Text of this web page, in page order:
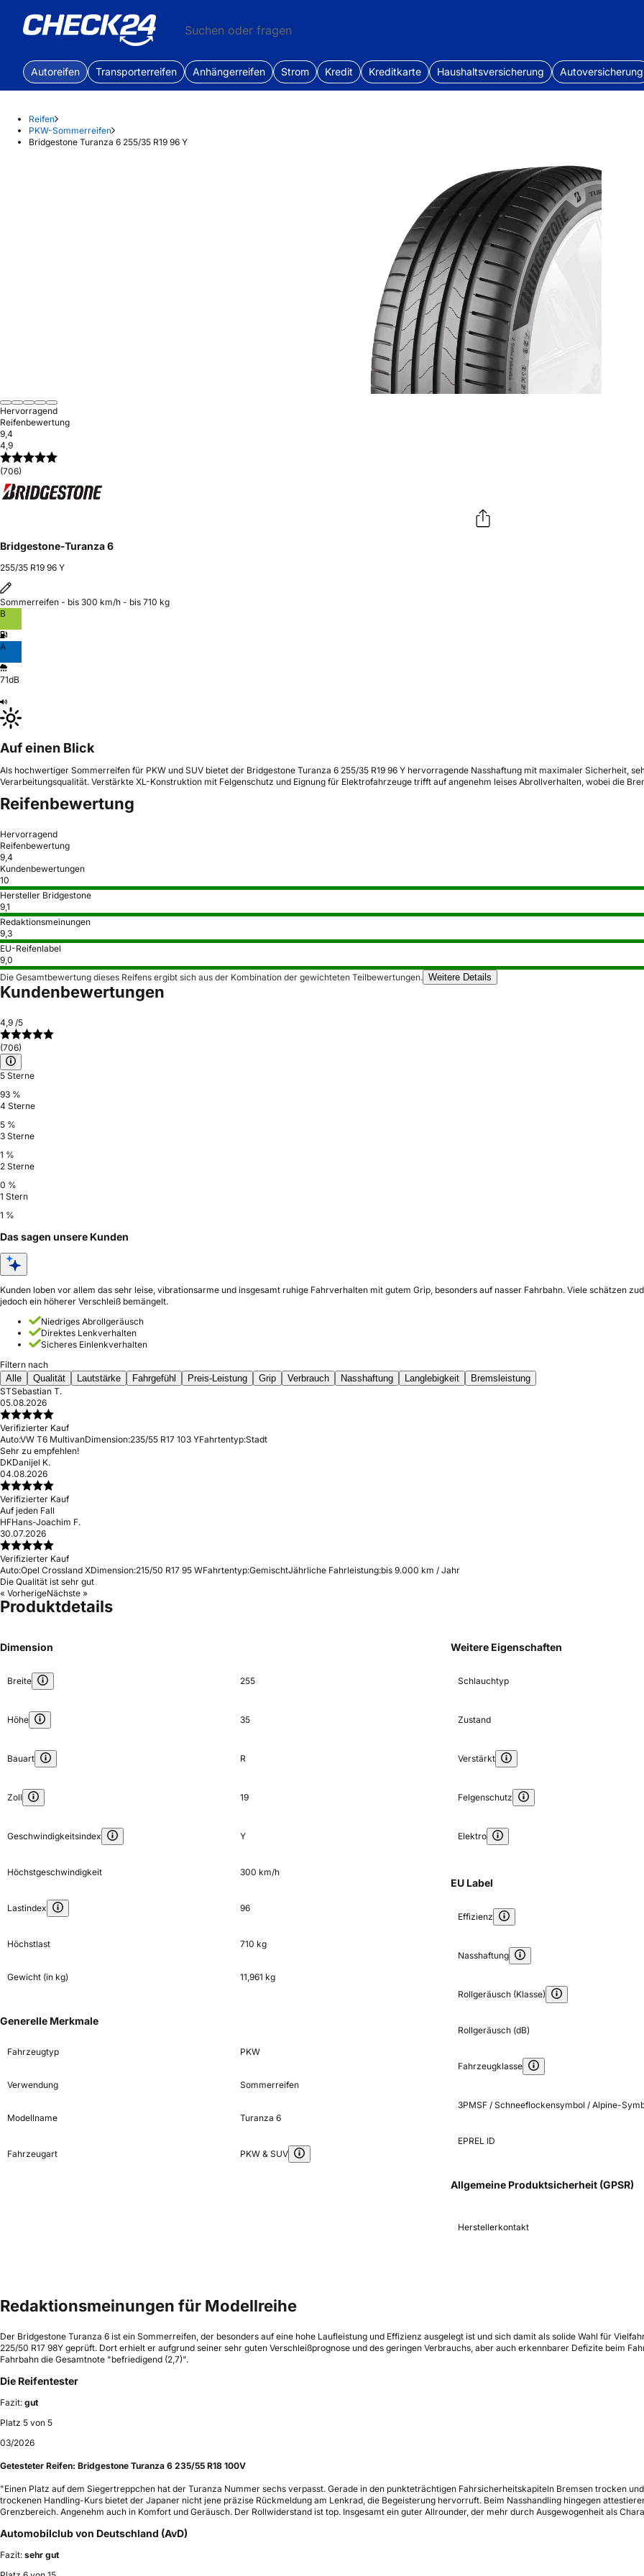
Suchen oder fragen
Autoreifen Transporterreifen Anhängerreifen Strom Kredit Kreditkarte Haushaltsversicherung Autoversicherung
Reifen
PKW-Sommerreifen
Bridgestone Turanza 6 255/35 R19 96 Y
Hervorragend
Reifenbewertung
9,4
4,9
(706)
Bridgestone-Turanza 6
255/35 R19 96 Y
Sommerreifen - bis 300 km/h - bis 710 kg
B
A
71dB
Auf einen Blick
Als hochwertiger Sommerreifen für PKW und SUV bietet der Bridgestone Turanza 6 255/35 R19 96 Y hervorragende Nasshaftung mit maximaler Sicherheit,
Verarbeitungsqualität. Verstärkte XL-Konstruktion mit Felgenschutz und Eignung für Elektrofahrzeuge trifft auf angenehm leises Abrollverhalten, wobei die
Reifenbewertung
Hervorragend
Reifenbewertung
9,4
Kundenbewertungen
10
Hersteller Bridgestone
9,1
Redaktionsmeinungen
9,3
EU-Reifenlabel
9,0
Die Gesamtbewertung dieses Reifens ergibt sich aus der Kombination der gewichteten Teilbewertungen. Weitere Details
Kundenbewertungen
4,9 /5
(706)
5 Sterne
93 %
4 Sterne
5 %
3 Sterne
1 %
2 Sterne
0 %
1 Stern
1 %
Das sagen unsere Kunden
Kunden loben vor allem das sehr leise, vibrationsarme und insgesamt ruhige Fahrverhalten mit gutem Grip, besonders auf nasser Fahrbahn. Viele schätzen
jedoch ein höherer Verschleiß bemängelt.
Niedriges Abrollgeräusch
Direktes Lenkverhalten
Sicheres Einlenkverhalten
Filtern nach
Alle
Qualität Lautstärke Fahrgefühl Preis-Leistung Grip Verbrauch Nasshaftung Langlebigkeit
Bremsleistung
STSebastian T.
05.08.2026
Verifizierter Kauf
Auto:VW T6 MultivanDimension:235/55 R17 103 YFahrtentyp:Stadt
Sehr zu empfehlen!
DKDanijel K.
04.08.2026
Verifizierter Kauf
Auf jeden Fall
HFHans-Joachim F.
30.07.2026
Verifizierter Kauf
Auto:Opel Crossland XDimension:215/50 R17 95 WFahrtentyp:GemischtJährliche Fahrleistung:bis 9.000 km / Jahr
Die Qualität ist sehr gut
« VorherigeNächste »
Produktdetails
Dimension
Breite 255
Höhe 35
Bauart R
Zoll 19
Geschwindigkeitsindex Y
Höchstgeschwindigkeit 300 km/h
Lastindex 96
Höchstlast 710 kg
Gewicht (in kg) 11,961 kg
Generelle Merkmale
Fahrzeugtyp PKW
Verwendung Sommerreifen
Modellname Turanza 6
Fahrzeugart PKW & SUV
Weitere Eigenschaften
Schlauchtyp
Zustand
Verstärkt
Felgenschutz
Elektro
EU Label
Effizienz
Nasshaftung
Rollgeräusch (Klasse)
Rollgeräusch (dB)
Fahrzeugklasse
3PMSF / Schneeflockensymbol / Alpine-
EPREL ID
Allgemeine Produktsicherheit (GPSR)
Herstellerkontakt
Redaktionsmeinungen für Modellreihe
Der Bridgestone Turanza 6 ist ein Sommerreifen, der besonders auf eine hohe Laufleistung und Effizienz ausgelegt ist und sich damit als solide Wahl für
225/50 R17 98Y geprüft. Dort erhielt er aufgrund seiner sehr guten Verschleißprognose und des geringen Verbrauchs, aber auch erkennbarer Defizite beim
Fahrbahn die Gesamtnote "befriedigend (2,7)".
Die Reifentester
Fazit: gut
Platz 5 von 5
03/2026
Getesteter Reifen: Bridgestone Turanza 6 235/55 R18 100V
"Einen Platz auf dem Siegertreppchen hat der Turanza Nummer sechs verpasst. Gerade in den punkteträchtigen Fahrsicherheitskapiteln Bremsen trocken
trockenen Handling-Kurs bietet der Japaner nicht jene präzise Rückmeldung am Lenkrad, die Begeisterung hervorruft. Beim Nasshandling hingegen
Grenzbereich. Angenehm auch in Komfort und Geräusch. Der Rollwiderstand ist top. Insgesamt ein guter Allrounder, der mehr durch Ausgewogenheit als
Automobilclub von Deutschland (AvD)
Fazit: sehr gut